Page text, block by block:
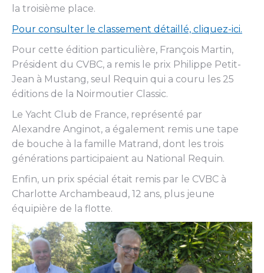
la troisième place.
Pour consulter le classement détaillé, cliquez-ici.
Pour cette édition particulière, François Martin,
Président du CVBC, a remis le prix Philippe Petit-
Jean à Mustang, seul Requin qui a couru les 25
éditions de la Noirmoutier Classic.
Le Yacht Club de France, représenté par
Alexandre Anginot, a également remis une tape
de bouche à la famille Matrand, dont les trois
générations participaient au National Requin.
Enfin, un prix spécial était remis par le CVBC à
Charlotte Archambeaud, 12 ans, plus jeune
équipière de la flotte.